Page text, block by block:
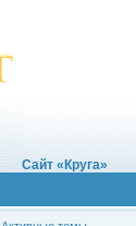
Сайт «Круга»